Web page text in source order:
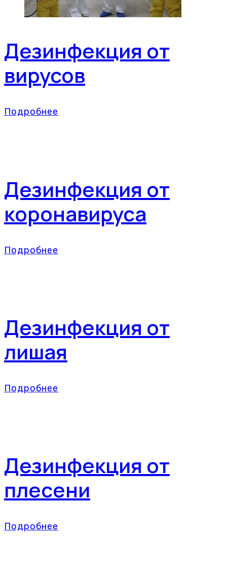
Дезинфекция от
вирусов
Подробнее
Дезинфекция от
коронавируса
Подробнее
Дезинфекция от
лишая
Подробнее
Дезинфекция от
плесени
Подробнее